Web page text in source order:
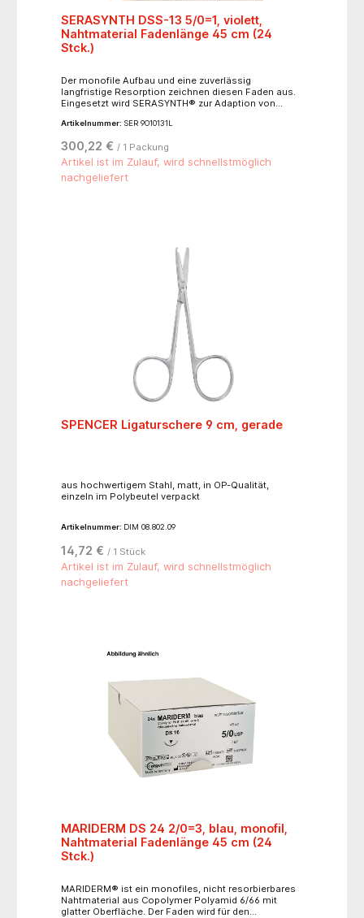
SERASYNTH DSS-13 5/0=1, violett,
Nahtmaterial Fadenlänge 45 cm (24
Stck.)
Der monofile Aufbau und eine zuverlässig
langfristige Resorption zeichnen diesen Faden aus.
Eingesetzt wird SERASYNTH® zur Adaption von
resorbierbares Fadenmaterial indiziert ist.
Knotenreißkraft, optimales Handling.
Einsatzbereiche: Ligaturen, Dermatologie,
Gefäßchirurgie, Orthopädie, Plastische Chirurgie,
Urologie, MIC, GYN Material: Polydioxanon,
Artikelnummer: SER 9O10131L
300,22 € / 1 Packung
Artikel ist im Zulauf, wird schnellstmöglich
nachgeliefert
SPENCER Ligaturschere 9 cm, gerade
aus hochwertigem Stahl, matt, in OP-Qualität,
einzeln im Polybeutel verpackt
Artikelnummer: DIM 08.802.09
14,72 € / 1 Stück
Artikel ist im Zulauf, wird schnellstmöglich
nachgeliefert
MARIDERM DS 24 2/0=3, blau, monofil,
Nahtmaterial Fadenlänge 45 cm (24
Stck.)
MARIDERM® ist ein monofiles, nicht resorbierbares
Nahtmaterial aus Copolymer Polyamid 6/66 mit
glatter Oberfläche. Der Faden wird für den